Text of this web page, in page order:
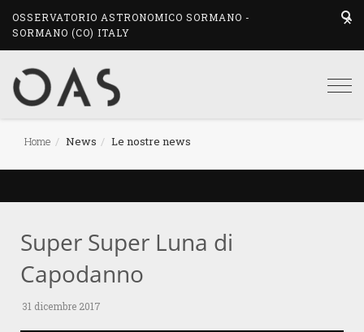
OSSERVATORIO ASTRONOMICO SORMANO -
SORMANO (CO) ITALY
Home News Le nostre news
Super Super Luna di
Capodanno
31 dicembre 2017